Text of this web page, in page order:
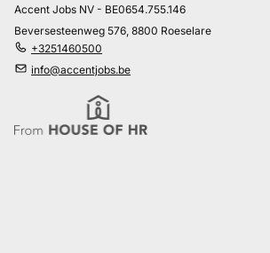
Accent Jobs NV - BE0654.755.146
Beversesteenweg 576, 8800 Roeselare
+3251460500
info@accentjobs.be